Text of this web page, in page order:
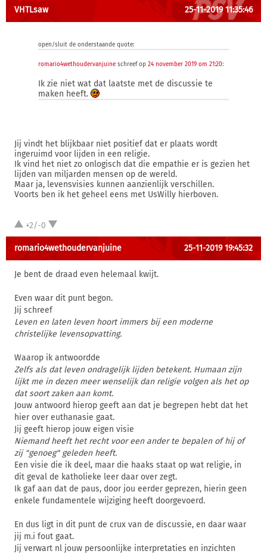
VHTLsaw 25-11-2019 11:35:46
open/sluit de onderstaande quote:
romario4wethoudervanjuine schreef op 24 november 2019 om 21:20:
Ik zie niet wat dat laatste met de discussie te
maken heeft.
Jij vindt het blijkbaar niet positief dat er plaats wordt
ingeruimd voor lijden in een religie.
Ik vind het niet zo onlogisch dat die empathie er is gezien het
lijden van miljarden mensen op de wereld.
Maar ja, levensvisies kunnen aanzienlijk verschillen.
Voorts ben ik het geheel eens met UsWilly hierboven.
+2/-0
romario4wethoudervanjuine 25-11-2019 19:45:32
Je bent de draad even helemaal kwijt.
Even waar dit punt begon.
Jij schreef
Leven en laten leven hoort immers bij een moderne
christelijke levensopvatting.
Waarop ik antwoordde
Zelfs als dat leven ondragelijk lijden betekent. Humaan zijn
lijkt me in dezen meer wenselijk dan religie volgen als het op
dat soort zaken aan komt.
Jouw antwoord hierop geeft aan dat je begrepen hebt dat het
hier over euthanasie gaat.
Jij geeft hierop jouw eigen visie
Niemand heeft het recht voor een ander te bepalen of hij of
zij "genoeg" geleden heeft.
Een visie die ik deel, maar die haaks staat op wat religie, in
dit geval de katholieke leer daar over zegt.
Ik gaf aan dat de paus, door jou eerder geprezen, hierin geen
enkele fundamentele wijziging heeft doorgevoerd.
En dus ligt in dit punt de crux van de discussie, en daar waar
jij m.i fout gaat.
Jij verwart nl jouw persoonlijke interpretaties en inzichten